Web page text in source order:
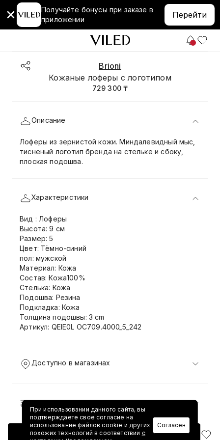
Получайте бонусы при заказе в
приложении
Перейти
Brioni
Кожаные лоферы с логотипом
729 300 ₸
Добавить в корзину
Описание
Лоферы из зернистой кожи. Миндалевидный мыс,
тисненый логотип бренда на стельке и сбоку,
плоская подошва.
Характеристики
Вид : Лоферы
Высота: 9 см
Размер: 5
Цвет: Тёмно-синий
пол: мужской
Материал: Кожа
Состав: Кожа100%
Стелька: Кожа
Подошва: Резина
Подкладка: Кожа
Толщина подошвы: 3 cm
Артикул: QEIE0L OC709.4000_5_242
Доступно в магазинах
Доставка и возврат
При использовании данного сайта, вы
подтверждаете свое согласие на
использование файлов cookie и других
похожих технологий в соответствии с
Согласен